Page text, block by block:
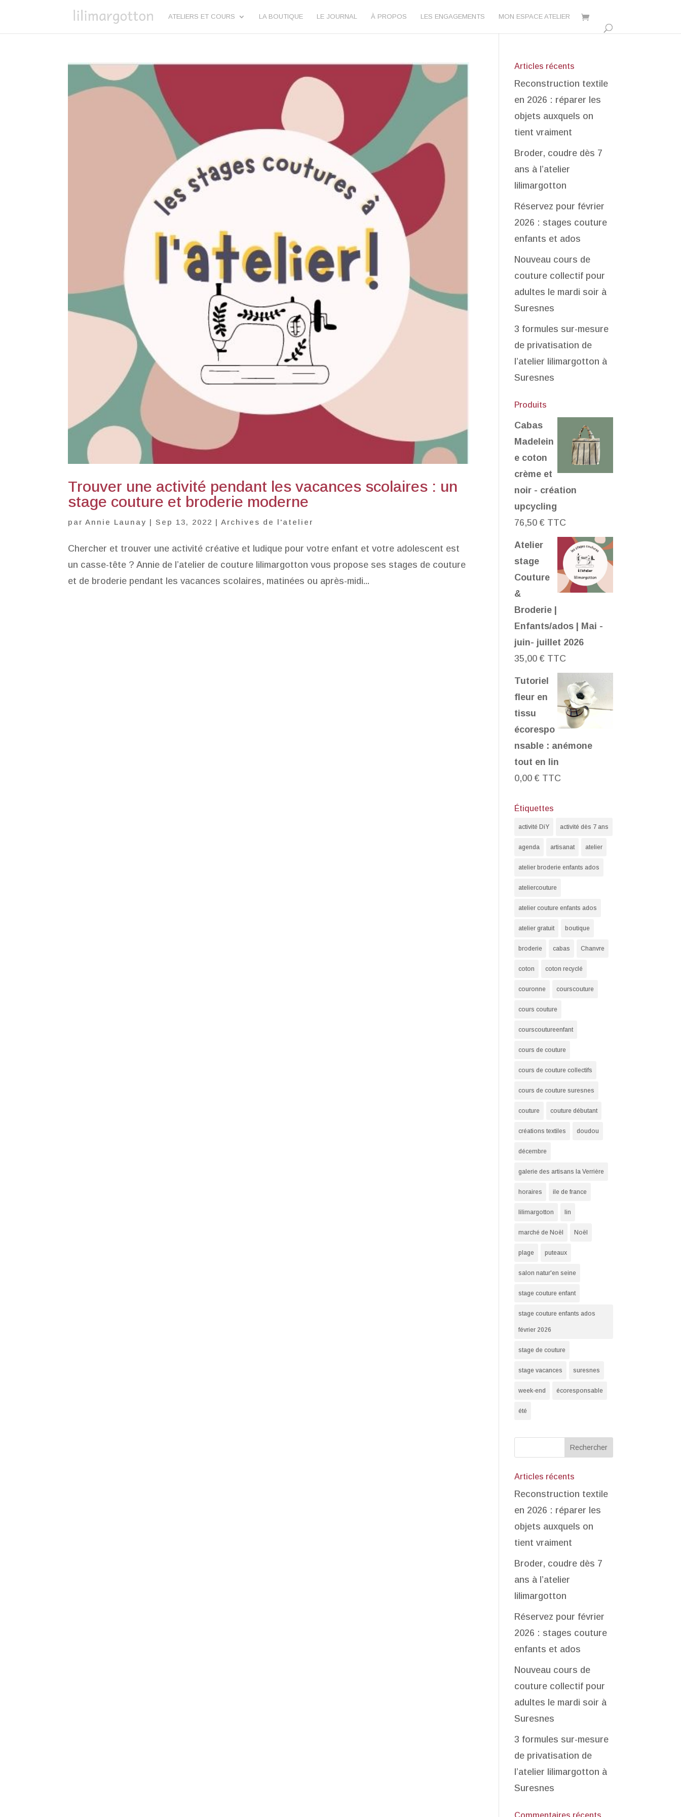
ATELIERS ET COURS LA BOUTIQUE LE JOURNAL À PROPOS LES ENGAGEMENTS MON ESPACE ATELIER
Trouver une activité pendant les vacances scolaires : un
stage couture et broderie moderne
parAnnie Launay |Sep 13, 2022 |Archives de l'atelier
Chercher et trouver une activité créative et ludique pour votre enfant et votre adolescent est
un casse-tête ? Annie de l’atelier de couture lilimargotton vous propose ses stages de couture
et de broderie pendant les vacances scolaires, matinées ou après-midi...
Articles récents
Reconstruction textile
en 2026 : réparer les
objets auxquels on
tient vraiment
Broder, coudre dès 7
ans à l’atelier
lilimargotton
Réservez pour février
2026 : stages couture
enfants et ados
Nouveau cours de
couture collectif pour
adultes le mardi soir à
Suresnes
3 formules sur-mesure
de privatisation de
l’atelier lilimargotton à
Suresnes
Produits
Cabas
Madelein
e coton
crème et
noir - création
upcycling
76,50€ TTC
Atelier
stage
Couture
&
Broderie |
Enfants/ados | Mai -
juin- juillet 2026
35,00€ TTC
Tutoriel
fleur en
tissu
écorespo
nsable : anémone
tout en lin
0,00€ TTC
Étiquettes
activité DiY activité dès 7 ans
agenda artisanat atelier
atelier broderie enfants ados
ateliercouture
atelier couture enfants ados
atelier gratuit boutique
broderie cabas Chanvre
coton coton recyclé
couronne courscouture
cours couture
courscoutureenfant
cours de couture
cours de couture collectifs
cours de couture suresnes
couture couture débutant
créations textiles doudou
décembre
galerie des artisans la Verrière
horaires ile de france
lilimargotton lin
marché de Noël Noël
plage puteaux
salon natur'en seine
stage couture enfant
stage couture enfants ados
février 2026
stage de couture
stage vacances suresnes
week-end écoresponsable
été
Articles récents
Reconstruction textile
en 2026 : réparer les
objets auxquels on
tient vraiment
Broder, coudre dès 7
ans à l’atelier
lilimargotton
Réservez pour février
2026 : stages couture
enfants et ados
Nouveau cours de
couture collectif pour
adultes le mardi soir à
Suresnes
3 formules sur-mesure
de privatisation de
l’atelier lilimargotton à
Suresnes
Commentaires récents